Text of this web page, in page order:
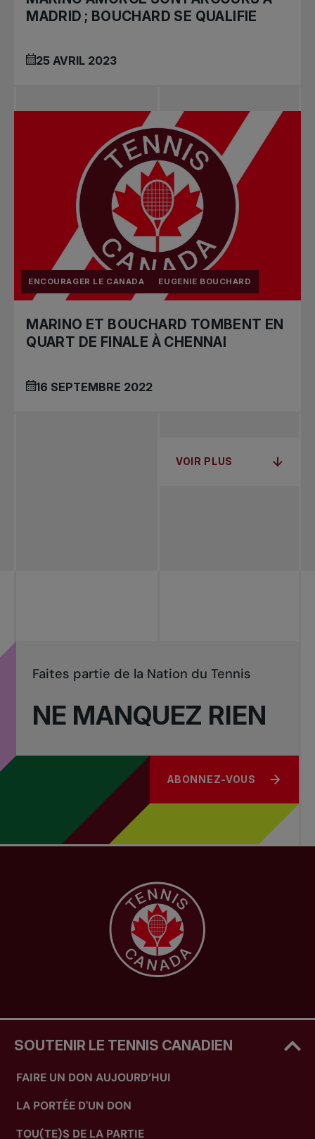
MADRID ; BOUCHARD SE QUALIFIE
25 AVRIL 2023
ENCOURAGER LE CANADA EUGENIE BOUCHARD
MARINO ET BOUCHARD TOMBENT EN
QUART DE FINALE À CHENNAI
16 SEPTEMBRE 2022
VOIR PLUS
NE MANQUEZ RIEN
Faites partie de la Nation du Tennis
ABONNEZ-VOUS
SOUTENIR LE TENNIS CANADIEN
FAIRE UN DON AUJOURD’HUI
LA PORTÉE D'UN DON
TOU(TE)S DE LA PARTIE